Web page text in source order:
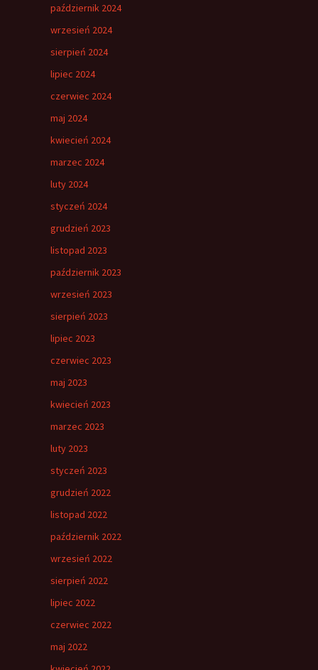
październik 2024
wrzesień 2024
sierpień 2024
lipiec 2024
czerwiec 2024
maj 2024
kwiecień 2024
marzec 2024
luty 2024
styczeń 2024
grudzień 2023
listopad 2023
październik 2023
wrzesień 2023
sierpień 2023
lipiec 2023
czerwiec 2023
maj 2023
kwiecień 2023
marzec 2023
luty 2023
styczeń 2023
grudzień 2022
listopad 2022
październik 2022
wrzesień 2022
sierpień 2022
lipiec 2022
czerwiec 2022
maj 2022